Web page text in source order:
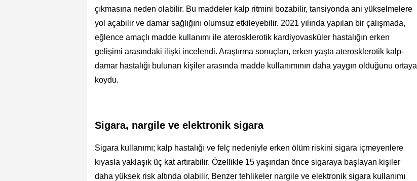
çıkmasına neden olabilir. Bu maddeler kalp ritmini bozabilir, tansiyonda ani yükselmelere
yol açabilir ve damar sağlığını olumsuz etkileyebilir. 2021 yılında yapılan bir çalışmada,
eğlence amaçlı madde kullanımı ile aterosklerotik kardiyovasküler hastalığın erken
gelişimi arasındaki ilişki incelendi. Araştırma sonuçları, erken yaşta aterosklerotik kalp-
damar hastalığı bulunan kişiler arasında madde kullanımının daha yaygın olduğunu ortaya
koydu.
Sigara, nargile ve elektronik sigara
Sigara kullanımı; kalp hastalığı ve felç nedeniyle erken ölüm riskini sigara içmeyenlere
kıyasla yaklaşık üç kat artırabilir. Özellikle 15 yaşından önce sigaraya başlayan kişiler
daha yüksek risk altında olabilir. Benzer tehlikeler nargile ve elektronik sigara kullanımı